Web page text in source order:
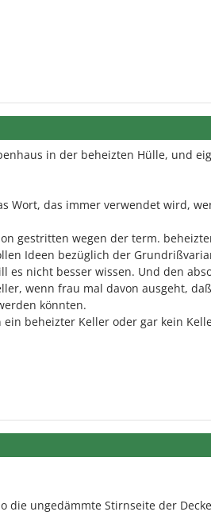
in der beheizten Hülle, und
Wort, das immer verwendet wird,
gestritten wegen der term.
Ideen bezüglich der
es nicht besser wissen. Und den
wenn frau mal davon ausgeht,
könnten.
beheizter Keller oder gar kein
die ungedämmte Stirnseite der